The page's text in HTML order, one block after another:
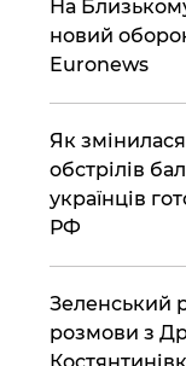
На
новий
Euronews
Як
обстрілів
українців
РФ
Зеленський
розмови з